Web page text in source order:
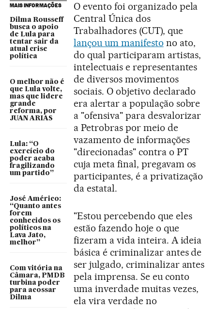
MAIS INFORMAÇÕES
Dilma Rousseff
busca o apoio
de Lula para
tentar sair da
atual crise
política
O melhor não é
que Lula volte,
mas que lidere
grande
reforma, por
JUAN ARIAS
Lula: “O
exercício do
poder acaba
fragilizando
um partido”
José Américo:
“Quanto antes
forem
conhecidos os
políticos na
Lava Jato,
melhor”
Com vitória na
Câmara, PMDB
turbina poder
para acossar
Dilma
O evento foi organizado pela
Central Única dos
Trabalhadores (CUT), que
lançou um manifesto no ato,
do qual participaram artistas,
intelectuais e representantes
de diversos movimentos
sociais. O objetivo declarado
era alertar a população sobre
a "ofensiva" para desvalorizar
a Petrobras por meio de
vazamento de informações
"direcionadas" contra o PT
cuja meta final, pregavam os
participantes, é a privatização
da estatal.
"Estou percebendo que eles
estão fazendo hoje o que
fizeram a vida inteira. A ideia
básica é criminalizar antes de
ser julgado, criminalizar antes
pela imprensa. Se eu conto
uma inverdade muitas vezes,
ela vira verdade no